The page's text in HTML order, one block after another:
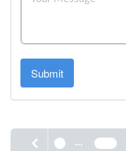
Submit
1 ... 905